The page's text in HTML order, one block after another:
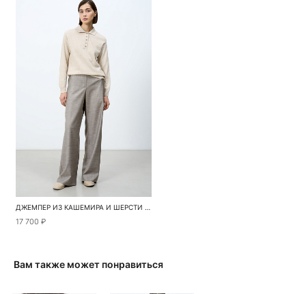
ДЖЕМПЕР ИЗ КАШЕМИРА И ШЕРСТИ С ВОРОТНИКОМ ПОЛО
17 700 ₽
Вам также может понравиться